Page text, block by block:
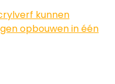
kunnen
opbouwen in één